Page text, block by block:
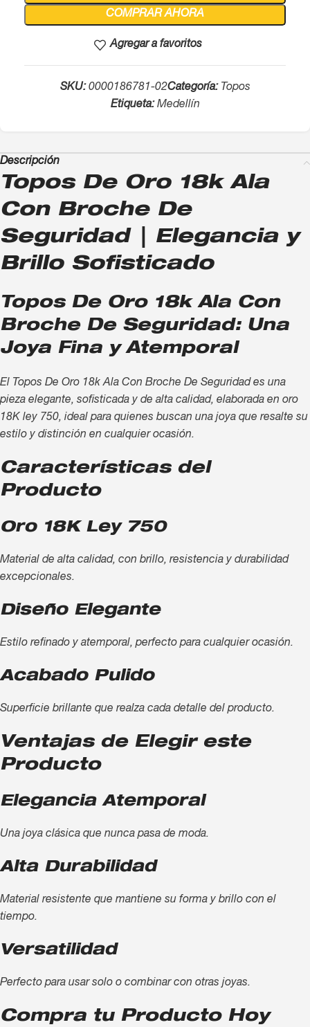
COMPRAR AHORA
Agregar a favoritos
SKU:0000186781-02Categoría: Topos
Etiqueta: Medellín
Descripción
Topos De Oro 18k Ala
Con Broche De
Seguridad | Elegancia y
Brillo Sofisticado
Topos De Oro 18k Ala Con
Broche De Seguridad: Una
Joya Fina y Atemporal
El Topos De Oro 18k Ala Con Broche De Seguridad es una
pieza elegante, sofisticada y de alta calidad, elaborada en oro
18K ley 750, ideal para quienes buscan una joya que resalte su
estilo y distinción en cualquier ocasión.
Características del
Producto
Oro 18K Ley 750
Material de alta calidad, con brillo, resistencia y durabilidad
excepcionales.
Diseño Elegante
Estilo refinado y atemporal, perfecto para cualquier ocasión.
Acabado Pulido
Superficie brillante que realza cada detalle del producto.
Ventajas de Elegir este
Producto
Elegancia Atemporal
Una joya clásica que nunca pasa de moda.
Alta Durabilidad
Material resistente que mantiene su forma y brillo con el
tiempo.
Versatilidad
Perfecto para usar solo o combinar con otras joyas.
Compra tu Producto Hoy